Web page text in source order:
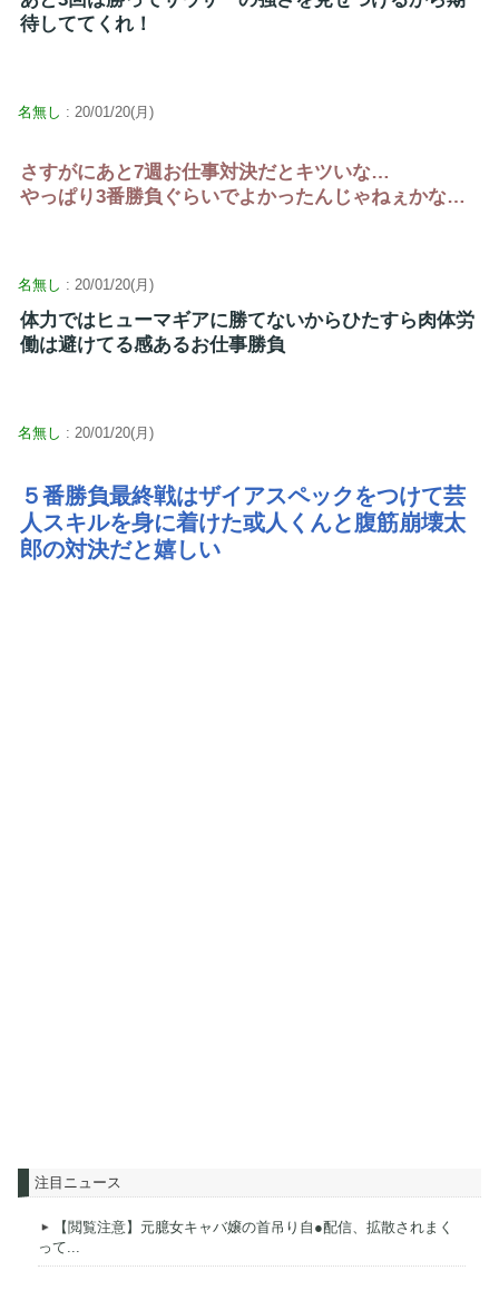
待しててくれ！
名無し : 20/01/20(月)
さすがにあと7週お仕事対決だとキツいな…
やっぱり3番勝負ぐらいでよかったんじゃねぇかな…
名無し : 20/01/20(月)
体力ではヒューマギアに勝てないからひたすら肉体労
働は避けてる感あるお仕事勝負
名無し : 20/01/20(月)
５番勝負最終戦はザイアスペックをつけて芸
人スキルを身に着けた或人くんと腹筋崩壊太
郎の対決だと嬉しい
注目ニュース
【閲覧注意】元臆女キャバ嬢の首吊り自●配信、拡散されまく
って...